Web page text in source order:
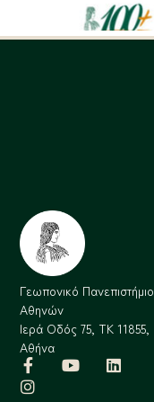
Γεωπονικό Πανεπιστήμιο
Αθηνών
Ιερά Οδός 75, ΤΚ 11855,
Αθήνα